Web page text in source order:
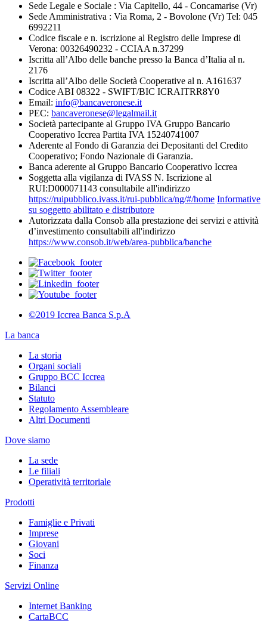
Sede Legale e Sociale : Via Capitello, 44 - Concamarise (Vr)
Sede Amministrativa : Via Roma, 2 - Bovolone (Vr) Tel: 045
6992211
Codice fiscale e n. iscrizione al Registro delle Imprese di
Verona: 00326490232 - CCIAA n.37299
Iscritta all’Albo delle banche presso la Banca d’Italia al n.
2176
Iscritta all’Albo delle Società Cooperative al n. A161637
Codice ABI 08322 - SWIFT/BIC ICRAITRR8Y0
Email: info@bancaveronese.it
PEC: bancaveronese@legalmail.it
Società partecipante al Gruppo IVA Gruppo Bancario
Cooperativo Iccrea Partita IVA 15240741007
Aderente al Fondo di Garanzia dei Depositanti del Credito
Cooperativo; Fondo Nazionale di Garanzia.
Banca aderente al Gruppo Bancario Cooperativo Iccrea
Soggetta alla vigilanza di IVASS N. Iscrizione al
RUI:D000071143 consultabile all'indirizzo
https://ruipubblico.ivass.it/rui-pubblica/ng/#/home Informative
su soggetto abilitato e distributore
Autorizzata dalla Consob alla prestazione dei servizi e attività
d’investimento consultabili all'indirizzo
https://www.consob.it/web/area-pubblica/banche
©2019 Iccrea Banca S.p.A
La banca
La storia
Organi sociali
Gruppo BCC Iccrea
Bilanci
Statuto
Regolamento Assembleare
Altri Documenti
Dove siamo
La sede
Le filiali
Operatività territoriale
Prodotti
Famiglie e Privati
Imprese
Giovani
Soci
Finanza
Servizi Online
Internet Banking
CartaBCC